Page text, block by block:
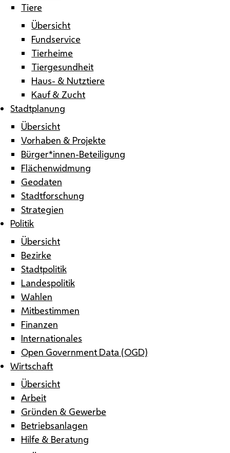
Tiere
Übersicht
Fundservice
Tierheime
Tiergesundheit
Haus- & Nutztiere
Kauf & Zucht
Stadtplanung
Übersicht
Vorhaben & Projekte
Bürger*innen-Beteiligung
Flächenwidmung
Geodaten
Stadtforschung
Strategien
Politik
Übersicht
Bezirke
Stadtpolitik
Landespolitik
Wahlen
Mitbestimmen
Finanzen
Internationales
Open Government Data (OGD)
Wirtschaft
Übersicht
Arbeit
Gründen & Gewerbe
Betriebsanlagen
Hilfe & Beratung